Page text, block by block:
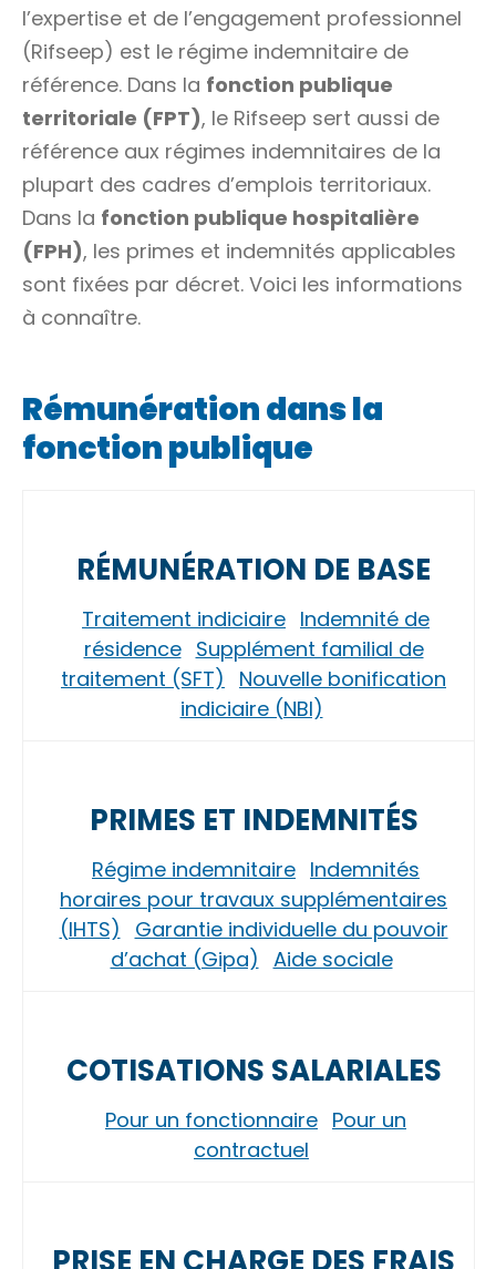
l’expertise et de l’engagement professionnel
(Rifseep) est le régime indemnitaire de
référence. Dans la fonction publique
territoriale (FPT), le Rifseep sert aussi de
référence aux régimes indemnitaires de la
plupart des cadres d’emplois territoriaux.
Dans la fonction publique hospitalière
(FPH), les primes et indemnités applicables
sont fixées par décret. Voici les informations
à connaître.
Rémunération dans la
fonction publique
RÉMUNÉRATION DE BASE
Traitement indiciaire Indemnité de
résidence Supplément familial de
traitement (SFT)
Nouvelle bonification
indiciaire (NBI)
PRIMES ET INDEMNITÉS
Régime indemnitaire Indemnités
horaires pour travaux supplémentaires
(IHTS)
Garantie individuelle du pouvoir
d’achat (Gipa) Aide sociale
COTISATIONS SALARIALES
Pour un fonctionnaire Pour un
contractuel